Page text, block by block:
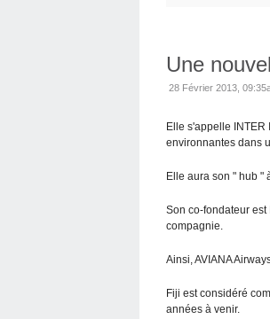
Une
28 Février 2013,
Elle s'appelle
environnantes dans
Elle aura son " hub "
Son co-fondateur
compagnie.
Ainsi, AVIANA
Fiji est considéré
années à venir.